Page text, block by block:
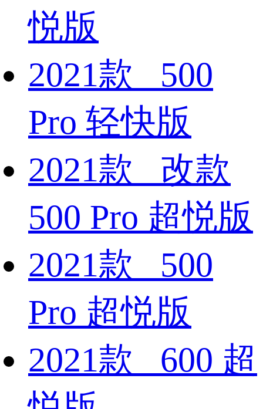
悦版
2021款 500
Pro 轻快版
2021款 改款
500 Pro 超悦版
2021款 500
Pro 超悦版
2021款 600 超